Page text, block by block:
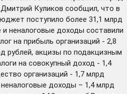
Куликов сообщил, что в
поступило более 31,1 млрд
неналоговые доходы составили
на прибыль организаций - 2,8
акцизы по подакцизным
на совокупный доход - 1,4
организаций - 1,7 млрд
неналоговые доходы – 1,4 млрд